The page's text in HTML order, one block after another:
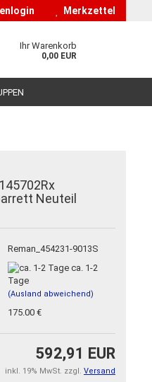
Merkzettel
Ihr Warenkorb
0,00 EUR
Neuteil
Reman_454231-9013S
ca. 1-2
Tage
(Ausland abweichend)
175.00 €
592,91 EUR
inkl. 19% MwSt. zzgl. Versand